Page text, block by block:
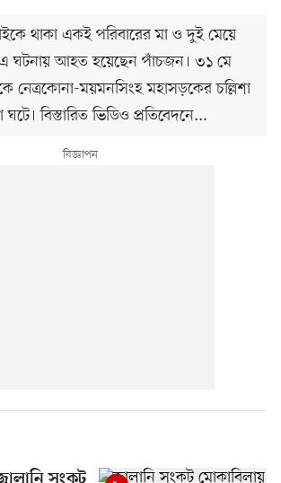
থাকা একই পরিবারের মা ও দুই মেয়ে
ঘটনায় আহত হয়েছেন পাঁচজন। ৩১ মে
নেত্রকোনা-ময়মনসিংহ মহাসড়কের চল্লিশা
বিস্তারিত ভিডিও প্রতিবেদনে...